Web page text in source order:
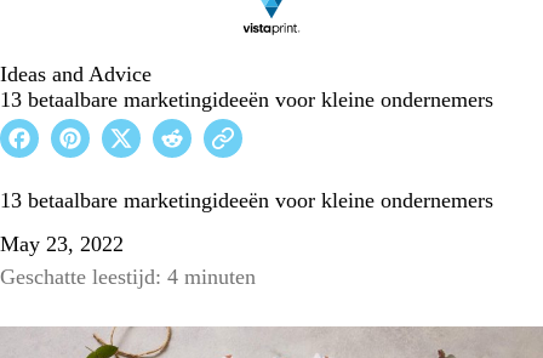
Ideas and Advice
13 betaalbare marketingideeën voor kleine ondernemers
13 betaalbare marketingideeën voor kleine ondernemers
May 23, 2022
Geschatte leestijd: 4 minuten